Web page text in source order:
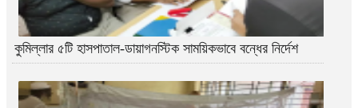
কুমিল্লার ৫টি হাসপাতাল-ডায়াগনস্টিক সাময়িকভাবে বন্ধের নির্দেশ